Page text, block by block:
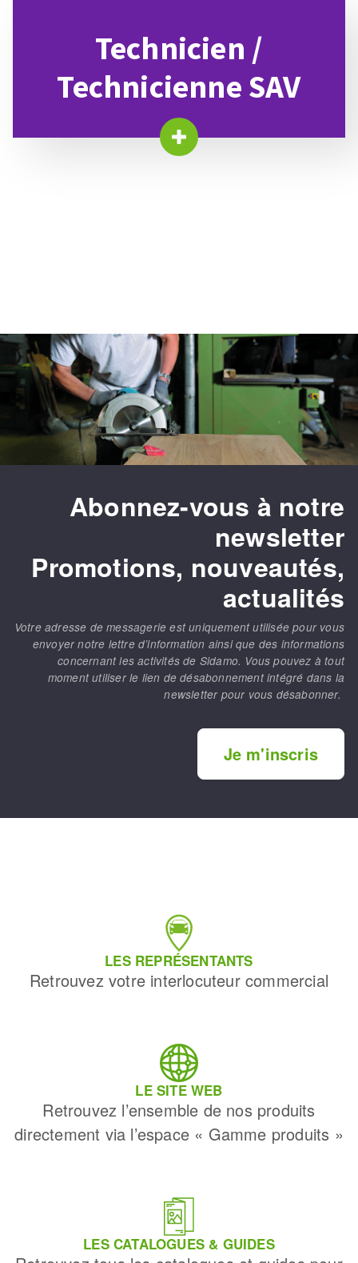
Technicien /
Technicienne SAV
Abonnez-vous à notre
newsletter
Promotions, nouveautés,
actualités
Votre adresse de messagerie est uniquement utilisée pour vous
envoyer notre lettre d’information ainsi que des informations
concernant les activités de Sidamo. Vous pouvez à tout
moment utiliser le lien de désabonnement intégré dans la
newsletter pour vous désabonner.
Je m'inscris
LES REPRÉSENTANTS
Retrouvez votre interlocuteur commercial
LE SITE WEB
Retrouvez l’ensemble de nos produits
directement via l’espace « Gamme produits »
LES CATALOGUES & GUIDES